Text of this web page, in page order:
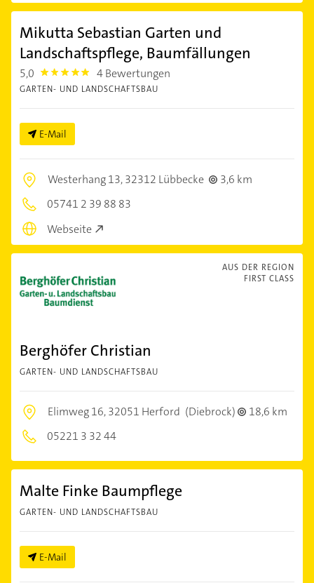
Mikutta Sebastian Garten und
Landschaftspflege, Baumfällungen
5,0 5.0 4 Bewertungen
GARTEN- UND LANDSCHAFTSBAU
E-Mail
Westerhang 13,32312 Lübbecke
3,6 km
05741 2 39 88 83
Webseite
AUS DER REGION
FIRST CLASS
Berghöfer Christian
GARTEN- UND LANDSCHAFTSBAU
Elimweg 16,32051 Herford (Diebrock)
18,6 km
05221 3 32 44
Malte Finke Baumpflege
GARTEN- UND LANDSCHAFTSBAU
E-Mail